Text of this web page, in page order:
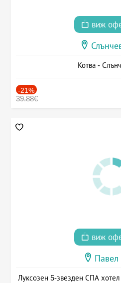
виж
Котва -
-21%
39.88€
виж
Павел
Луксозен 5-звезден СПА